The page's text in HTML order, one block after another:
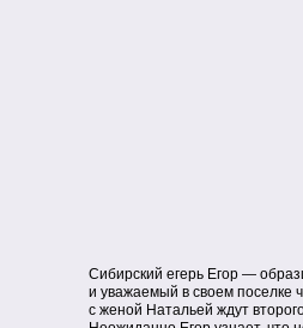
Сибирский егерь Егор —
и уважаемый в своем поселке
с женой Натальей ждут